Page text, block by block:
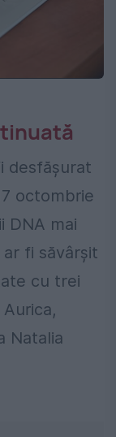
desfășurat
octombrie
DNA mai
ar fi săvârșit
cu trei
Natalia